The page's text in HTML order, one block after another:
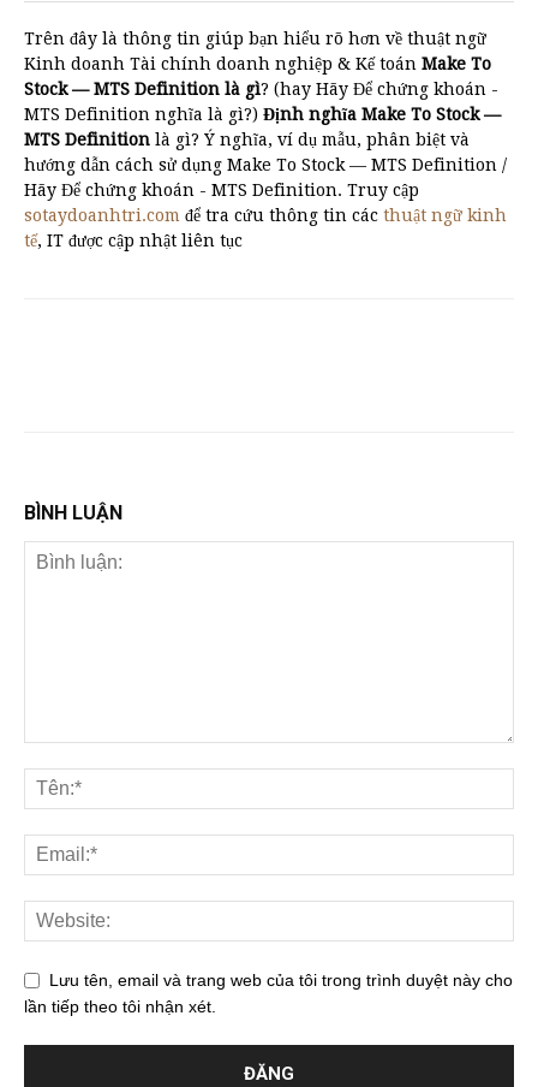
Trên đây là thông tin giúp bạn hiểu rõ hơn về thuật ngữ
Kinh doanh Tài chính doanh nghiệp & Kế toán Make To
Stock — MTS Definition là gì? (hay Hãy Để chứng khoán -
MTS Definition nghĩa là gì?) Định nghĩa Make To Stock —
MTS Definition là gì? Ý nghĩa, ví dụ mẫu, phân biệt và
hướng dẫn cách sử dụng Make To Stock — MTS Definition /
Hãy Để chứng khoán - MTS Definition. Truy cập
sotaydoanhtri.com để tra cứu thông tin các thuật ngữ kinh
tế, IT được cập nhật liên tục
BÌNH LUẬN
Lưu tên, email và trang web của tôi trong trình duyệt này cho
lần tiếp theo tôi nhận xét.